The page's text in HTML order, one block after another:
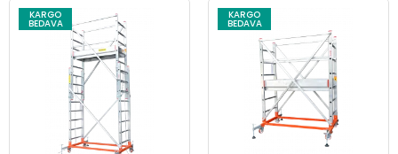
KARGO
BEDAVA
KARGO
BEDAVA